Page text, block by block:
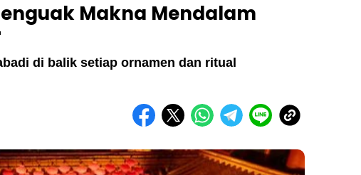
Makna Mendalam
di balik setiap ornamen dan ritual